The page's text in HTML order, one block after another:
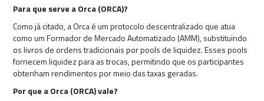
Para que serve a Orca (ORCA)?
Como já citado, a Orca é um protocolo descentralizado que atua
como um Formador de Mercado Automatizado (AMM), substituindo
os livros de ordens tradicionais por pools de liquidez. Esses pools
fornecem liquidez para as trocas, permitindo que os participantes
obtenham rendimentos por meio das taxas geradas.
Por que a Orca (ORCA) vale?